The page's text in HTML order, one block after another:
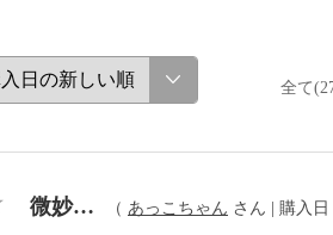
全て
微妙… （ あっこちゃん さん | 購入日